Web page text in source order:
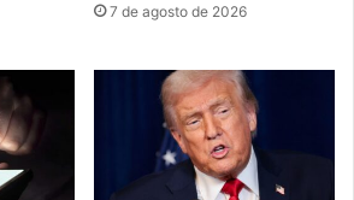
7 de agosto de 2026